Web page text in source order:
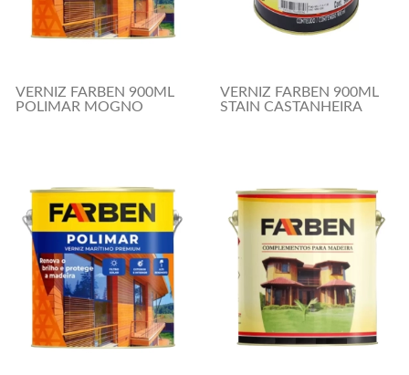
VERNIZ FARBEN 900ML
POLIMAR MOGNO
VERNIZ FARBEN 900ML
STAIN CASTANHEIRA